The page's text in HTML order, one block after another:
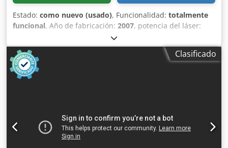
Estado: como nuevo (usado), Funcionalidad: totalmente
funcional, Año de fabricación: 2007, potencia del láser:
, Láser CNC Bystronic Byspeed 3015 usado muy
limpio de 4,4kw en venta Venta de láseres Bystronic 4.4kw
usados VIDEO ABAJO: Byspeed 3015 4.4kw - Sistema de
carga en el video no incluido Instalado nuevo/año 2007
Fabricante: Bystronic Bystronic Modelo: Byspeed 3015
Amhskr Año: 2007 Estado: buen estado de funcionamiento
/ servicio de nuevo Byspeed 3015 4400w Horas Turbo
Soplador: 2.987 horas - Nuevo turbo instalado a finales de
Clasificado